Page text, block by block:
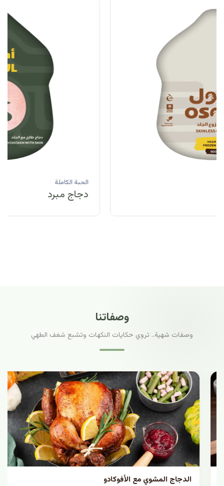
وصفاتنا
وصفات شهية.. تروي حكايات النكهات وتشبع شغف الطهي
الدجاج المشوي مع الأفوكادو